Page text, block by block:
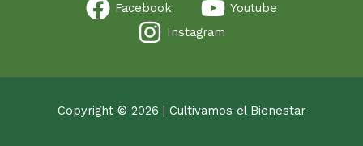
Facebook
Youtube
Instagram
Copyright © 2026 | Cultivamos el Bienestar